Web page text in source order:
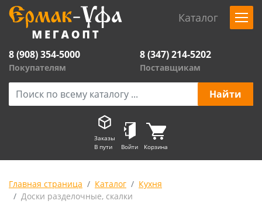
Каталог
8 (908) 354-5000
Покупателям
8 (347) 214-5202
Поставщикам
Заказы
В пути
Войти Корзина
Главная страница Каталог
Кухня
Доски разделочные, скалки